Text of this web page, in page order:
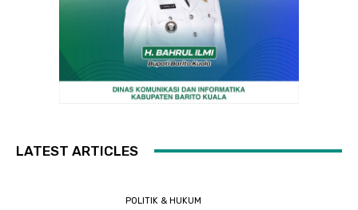
LATEST ARTICLES
POLITIK & HUKUM